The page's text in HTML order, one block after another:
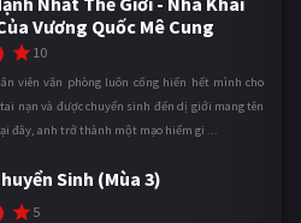
Vương Quốc Mê Cung
10
viên văn phòng luôn cống hiến hết mình cho
nạn và được chuyển sinh đến dị giới mang tên
đây, anh trở thành một mạo hiểm gi ...
Sinh (Mùa 3)
5